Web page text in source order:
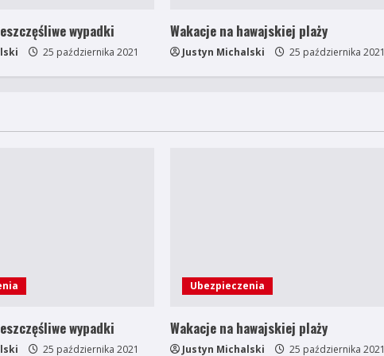
wypadki
25 października 2021
Wakacje na hawajskiej plaży
Justyn Michalski 25 października 2021
wypadki
25 października 2021
Ubezpieczenia
Wakacje na hawajskiej plaży
Justyn Michalski 25 października 2021